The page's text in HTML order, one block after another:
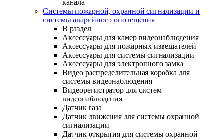
канала
Системы пожарной, охранной сигнализации и
системы аварийного оповещения
В раздел
Аксессуары для камер видеонаблюдения
Аксессуары для пожарных извещателей
Аксессуары для системы сигнализации
Аксессуары для электронного замка
Видео распределительная коробка для
системы видеонаблюдения
Видеорегистратор для систем
видеонаблюдения
Датчик газа
Датчик движения для системы охранной
сигнализации
Датчик открытия для системы охранной